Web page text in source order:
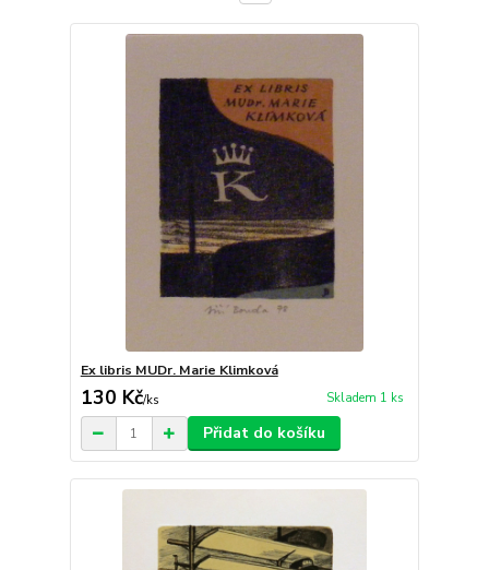
Ex libris MUDr. Marie Klimková
130 Kč/ks Skladem 1 ks
Přidat do košíku